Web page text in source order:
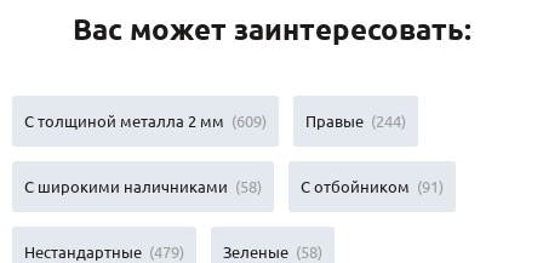
Вас может заинтересовать:
С толщиной металла 2 мм (609) Правые (244)
С широкими наличниками (58) С отбойником (91)
Нестандартные (479) Зеленые (58)